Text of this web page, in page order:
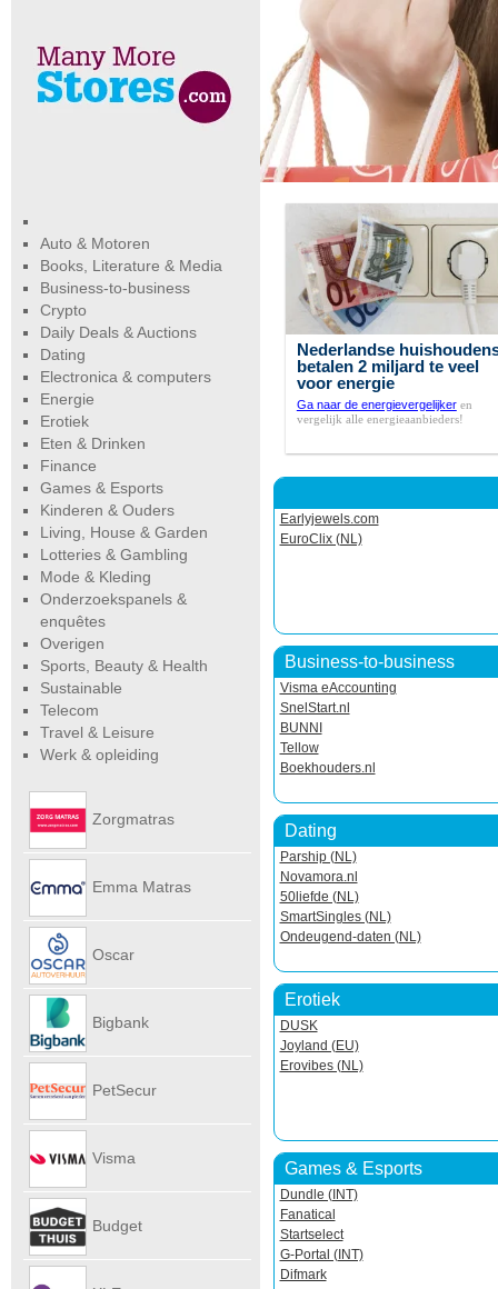
Nederlandse
betalen 2 miljard te veel
voor energie
Ga naar de energievergelijkeren
vergelijk alle energieaanbieders!
Earlyjewels.com
EuroClix (NL)
Business-to-business
Visma eAccounting
SnelStart.nl
BUNNI
Tellow
Boekhouders.nl
Dating
Parship (NL)
Novamora.nl
50liefde (NL)
SmartSingles (NL)
Ondeugend-daten (NL)
Erotiek
DUSK
Joyland (EU)
Erovibes (NL)
Games & Esports
Dundle (INT)
Fanatical
Startselect
G-Portal (INT)
Difmark
Auto & Motoren
Books, Literature & Media
Business-to-business
Crypto
Daily Deals & Auctions
Dating
Electronica & computers
Energie
Erotiek
Eten & Drinken
Finance
Games & Esports
Kinderen & Ouders
Living, House & Garden
Lotteries & Gambling
Mode & Kleding
Onderzoekspanels &
enquêtes
Overigen
Sports, Beauty & Health
Sustainable
Telecom
Travel & Leisure
Werk & opleiding
Zorgmatras
Emma Matras
Oscar
Bigbank
PetSecur
Visma
Budget